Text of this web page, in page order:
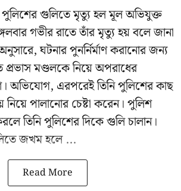
গুলিতে মৃত্যু হল মূল অভিযুক্ত
গভীর রাতে তাঁর মৃত্যু হয় বলে জানা
ঘটনার পুনর্নির্মাণ করানোর জন্য
মণ্ডলকে নিয়ে অপরাধের
অভিযোগ, এরপরেই তিনি পুলিশের কাছ
নিয়ে পালানোর চেষ্টা করেন। পুলিশ
তিনি পুলিশের দিকে গুলি চালান।
জখম হলে ...
Read More